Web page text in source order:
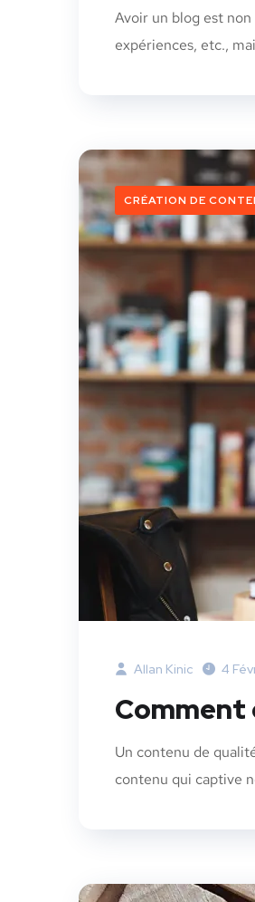
Avoir un blog est non
expériences, etc.,
CRÉATION DE
Allan Kinic 4
Comment
Un contenu de
contenu qui captive